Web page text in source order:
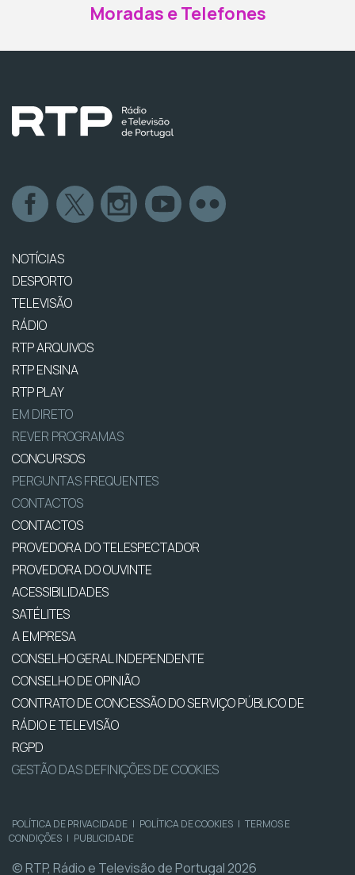
Moradas e Telefones
NOTÍCIAS
DESPORTO
TELEVISÃO
RÁDIO
RTP ARQUIVOS
RTP ENSINA
RTP PLAY
EM DIRETO
REVER PROGRAMAS
CONCURSOS
PERGUNTAS FREQUENTES
CONTACTOS
CONTACTOS
PROVEDORA DO TELESPECTADOR
PROVEDORA DO OUVINTE
ACESSIBILIDADES
SATÉLITES
A EMPRESA
CONSELHO GERAL INDEPENDENTE
CONSELHO DE OPINIÃO
CONTRATO DE CONCESSÃO DO SERVIÇO PÚBLICO DE
RÁDIO E TELEVISÃO
RGPD
GESTÃO DAS DEFINIÇÕES DE COOKIES
POLÍTICA DE PRIVACIDADE | POLÍTICA DE COOKIES | TERMOS E
CONDIÇÕES | PUBLICIDADE
© RTP, Rádio e Televisão de Portugal 2026